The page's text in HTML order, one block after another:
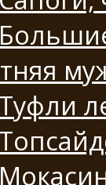
Туфли